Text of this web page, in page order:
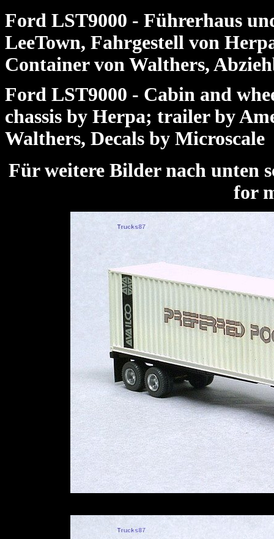
Ford LST9000 - Führerhaus
LeeTown, Fahrgestell von
Container von Walthers,
Ford LST9000 - Cabin and
chassis by Herpa; trailer by
Walthers, Decals by Microscale
Für weitere Bilder nach
for